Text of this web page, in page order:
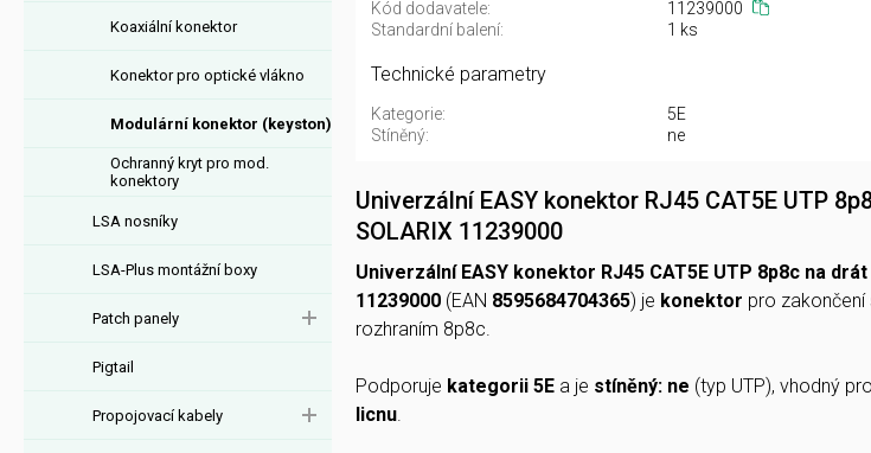
Koaxiální konektor
Konektor pro optické vlákno
Modulární konektor (keyston)
Ochranný kryt pro mod.
konektory
LSA nosníky
LSA-Plus montážní boxy
Patch panely
Pigtail
Propojovací kabely
Kód dodavatele:
11239000
Standardní balení:
1 ks
Technické parametry
Kategorie: 5E
Stíněný:
ne
Univerzální EASY konektor RJ45 CAT5E UTP
SOLARIX 11239000
Univerzální EASY konektor RJ45 CAT5E UTP 8p8c na drát
11239000 (EAN 8595684704365) je konektor pro
rozhraním 8p8c.
Podporuje kategorii 5E a je stíněný: ne (typ UTP), vhodný
licnu.